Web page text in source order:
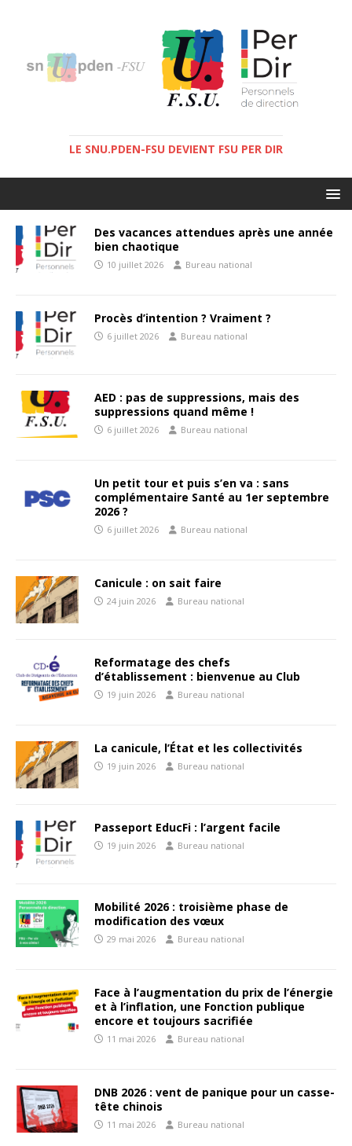
LE SNU.PDEN-FSU DEVIENT FSU PER DIR
Des vacances attendues après une année
bien chaotique
10 juillet 2026 Bureau national
Procès d’intention ? Vraiment ?
6 juillet 2026 Bureau national
AED : pas de suppressions, mais des
suppressions quand même !
6 juillet 2026 Bureau national
Un petit tour et puis s’en va : sans
complémentaire Santé au 1er septembre
2026 ?
6 juillet 2026 Bureau national
Canicule : on sait faire
24 juin 2026 Bureau national
Reformatage des chefs
d’établissement : bienvenue au Club
19 juin 2026 Bureau national
La canicule, l’État et les collectivités
19 juin 2026 Bureau national
Passeport EducFi : l’argent facile
19 juin 2026 Bureau national
Mobilité 2026 : troisième phase de
modification des vœux
29 mai 2026 Bureau national
Face à l’augmentation du prix de l’énergie
et à l’inflation, une Fonction publique
encore et toujours sacrifiée
11 mai 2026 Bureau national
DNB 2026 : vent de panique pour un casse-
tête chinois
11 mai 2026 Bureau national